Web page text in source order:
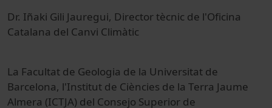
Dr. Iñaki Gili Jauregui, Director tècnic de l'Oficina
Catalana del Canvi Climàtic
La Facultat de Geologia de la Universitat de
Barcelona, l'Institut de Ciències de la Terra Jaume
Almera (ICTJA) del Consejo Superior de